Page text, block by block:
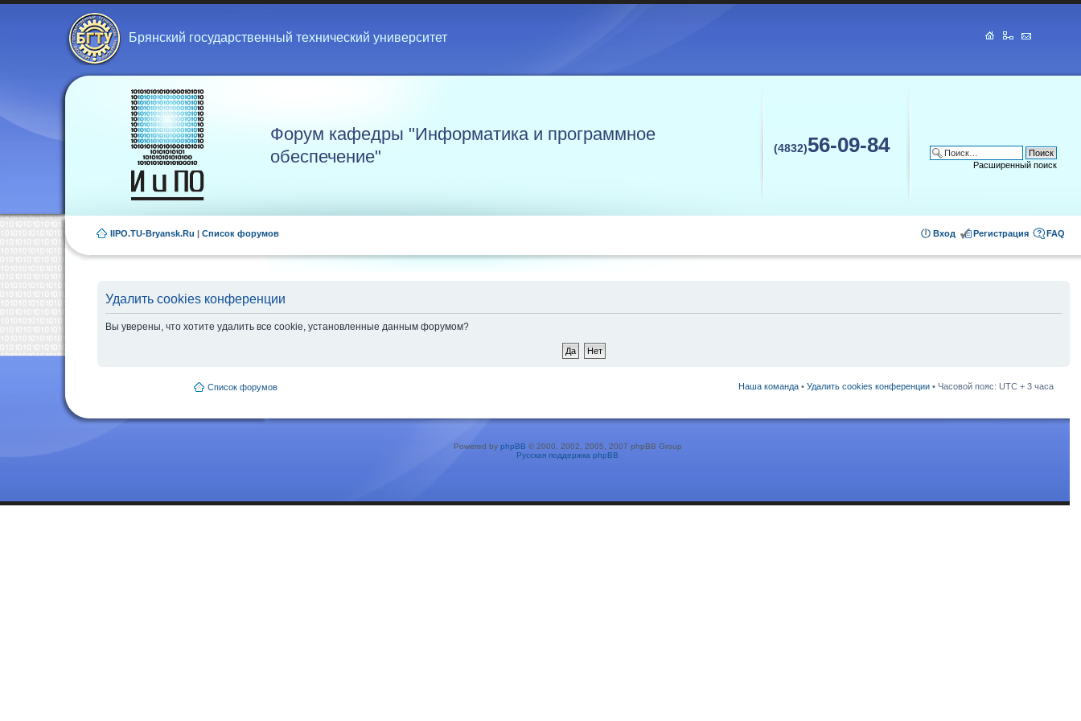
Брянский государственный технический университет
Форум кафедры "Информатика и программное
обеспечение"
(4832)56-09-84
Расширенный поиск
IIPO.TU-Bryansk.Ru | Список форумов FAQ
Регистрация
Вход
Удалить cookies конференции
Вы уверены, что хотите удалить все cookie, установленные данным форумом?
Список форумов Наша команда • Удалить cookies конференции • Часовой пояс: UTC + 3 часа
Powered by phpBB © 2000, 2002, 2005, 2007 phpBB Group
Русская поддержка phpBB